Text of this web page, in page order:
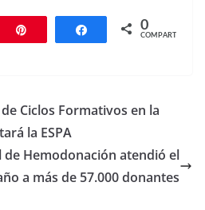
Compartir
0
COMPARTIR
Ciclos Formativos en la
la ESPA
de Hemodonación atendió el
a más de 57.000 donantes